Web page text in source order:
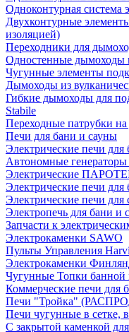
Одноконтурная система
Двухконтурные
изоляцией)
Переходники для
Одностенные дымоходы
Чугунные элементы
Дымоходы из
Гибкие дымоходы для
Stabile
Переходные патрубки
Печи для бани и сауны
Электрические печи для
Автономные
Электрические
Электрические печи
Электрические печи
Электропечь для бани и
Запчасти к
Электрокаменки SAWO
Пульты Управления
Электрокаменки
Чугунные Топки банной
Коммерческие печи для
Печи "Тройка"
Печи чугунные в сетке,
С закрытой каменкой